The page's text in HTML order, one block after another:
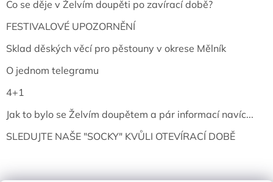
Co se děje v Želvím doupěti po zavírací době?
FESTIVALOVÉ UPOZORNĚNÍ
Sklad děských věcí pro pěstouny v okrese Mělník
O jednom telegramu
4+1
Jak to bylo se Želvím doupětem a pár informací navíc...
SLEDUJTE NAŠE "SOCKY" KVŮLI OTEVÍRACÍ DOBĚ